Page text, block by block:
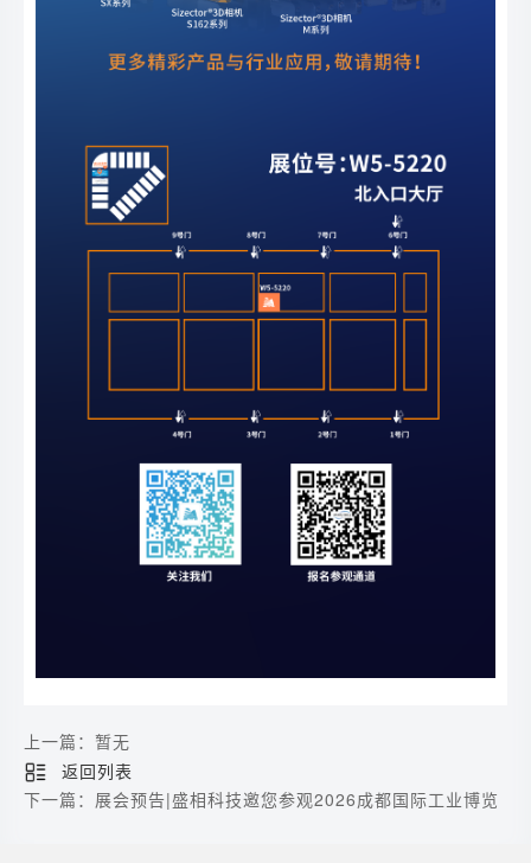
上一篇：暂无
返回列表
下一篇：展会预告|盛相科技邀您参观2026成都国际工业博览